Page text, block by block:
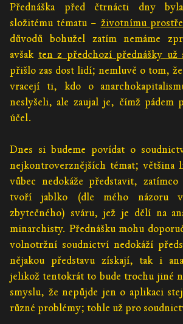
Přednáška před čtrnácti dny
složitému tématu – životnímu
důvodů bohužel zatím nemáme
avšak ten z předchozí přednášky už
přišlo zas dost lidí; nemluvě o tom,
vracejí ti, kdo o
neslyšeli, ale zaujal je, čímž pádem
účel.
Dnes si budeme povídat o
nejkontroverznějších témat; většina
vůbec nedokáže představit,
tvoří jablko (dle mého názoru v
zbytečného) sváru, jež je dělí na
minarchisty. Přednášku mohu
volnotržní soudnictví nedokáží
nějakou představu získají, tak i
jelikož tentokrát to bude trochu jiné
smyslu, že nepůjde jen o aplikaci
různé problémy; tohle už pro